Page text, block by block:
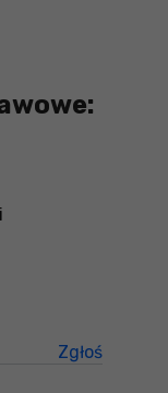
Zgłoś